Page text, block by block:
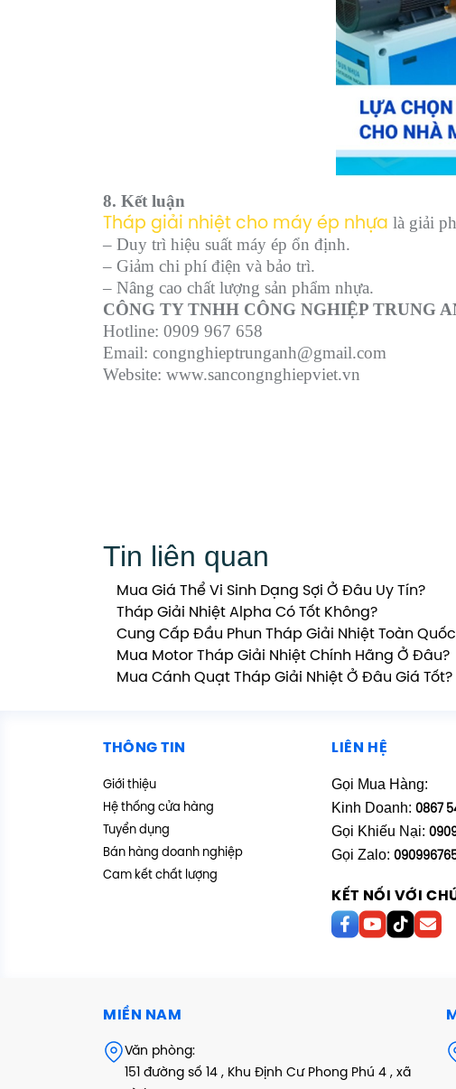
8. Kết luận
Tháp giải nhiệt cho máy ép nhựa là giải
– Duy trì hiệu suất máy ép ổn định.
– Giảm chi phí điện và bảo trì.
– Nâng cao chất lượng sản phẩm nhựa.
CÔNG TY TNHH CÔNG NGHIỆP TRUNG
Hotline: 0909 967 658
Email: congnghieptrunganh@gmail.com
Website: www.sancongnghiepviet.vn
Tin liên quan
Mua Giá Thể Vi Sinh Dạng Sợi Ở Đâu Uy Tín?
Tháp Giải Nhiệt Alpha Có Tốt Không?
Cung Cấp Đầu Phun Tháp Giải Nhiệt Toàn Quốc
Mua Motor Tháp Giải Nhiệt Chính Hãng Ở Đâu?
Mua Cánh Quạt Tháp Giải Nhiệt Ở Đâu Giá Tốt?
THÔNG TIN
Giới thiệu
Hệ thống cửa hàng
Tuyển dụng
Bán hàng doanh nghiệp
Cam kết chất lượng
LIÊN HỆ
Gọi Mua Hàng:
Kinh Doanh: 0867
Gọi Khiếu Nại:
Gọi Zalo:
KẾT NỐI VỚI
MIỀN NAM
Văn phòng:
151 đường số 14 , Khu Định Cư Phong Phú 4 , xã